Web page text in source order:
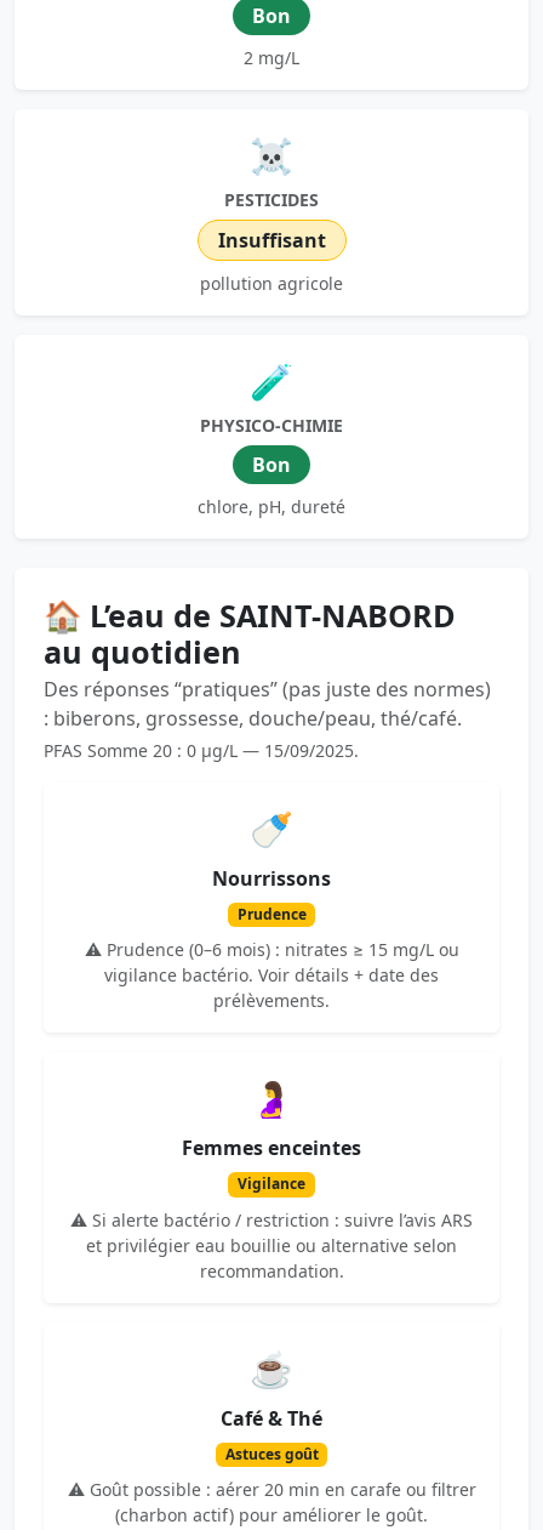
Bon
2 mg/L
☠️
PESTICIDES
Insuffisant
pollution agricole
🧪
PHYSICO-CHIMIE
Bon
chlore, pH, dureté
🏠 L’eau de SAINT-NABORD
au quotidien
Des réponses “pratiques” (pas juste des normes)
: biberons, grossesse, douche/peau, thé/café.
PFAS Somme 20 : 0 µg/L — 15/09/2025.
🍼
Nourrissons
Prudence
⚠️ Prudence (0–6 mois) : nitrates ≥ 15 mg/L ou
vigilance bactério. Voir détails + date des
prélèvements.
🤰
Femmes enceintes
Vigilance
⚠️ Si alerte bactério / restriction : suivre l’avis ARS
et privilégier eau bouillie ou alternative selon
recommandation.
☕
Café & Thé
Astuces goût
⚠️ Goût possible : aérer 20 min en carafe ou filtrer
(charbon actif) pour améliorer le goût.